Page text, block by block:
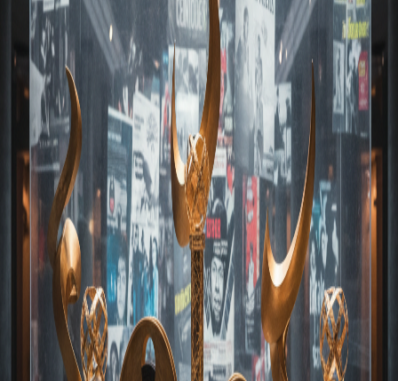
ヴェネツィア、ベルリン、サンダンス映画祭の決
定的な違い | art369.jp
ヴェネツィア、ベルリン、サンダンス。これら世界を代表す
る国際映画祭は、それぞれ異なる歴史、哲学、そして映画業
界における役割を持っています。その核心的な違いを深掘り
します。
2026年7月7日
読了時間:1分
国際映画祭
アジア発の画期的なインディーズ映画を多く上映
する国際映画祭はどれ？
アジア発の画期的なインディーズ映画に焦点を当てた国際映
画祭の戦略的価値を深掘り。映画ジャーナリスト黒川恒一
が、釜山、東京、香港といった主要映画祭の役割と未来を
art369.jpで徹底解説します。